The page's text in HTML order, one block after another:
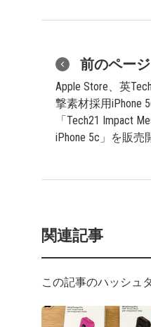
前のページ
Apple Store、英
撃素材採用iPhone
「Tech21 Impact
iPhone 5c」を販売
関連記事
この記事のハッシュ